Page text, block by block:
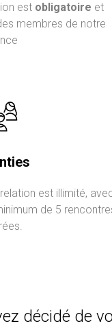
est obligatoire et
membres de notre
est illimité,
de 5
décidé de